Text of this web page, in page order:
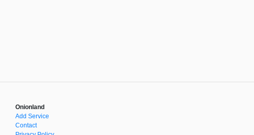
Onionland
Add Service
Contact